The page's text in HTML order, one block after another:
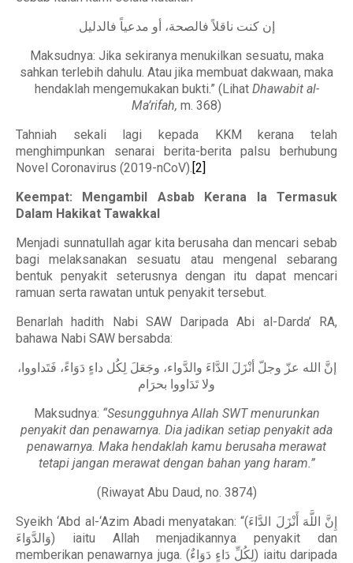
إن كنت ناقلاً فالصحة، أو مدعياً فالدليل
Maksudnya: Jika sekiranya menukilkan sesuatu, maka
sahkan terlebih dahulu. Atau jika membuat dakwaan, maka
hendaklah mengemukakan bukti.” (Lihat Dhawabit al-
Ma’rifah, m. 368)
Tahniah sekali lagi kepada KKM kerana telah
menghimpunkan senarai berita-berita palsu berhubung
Novel Coronavirus (2019-nCoV).[2]
Keempat: Mengambil Asbab Kerana Ia Termasuk
Dalam Hakikat Tawakkal
Menjadi sunnatullah agar kita berusaha dan mencari sebab
bagi melaksanakan sesuatu atau mengenal sebarang
bentuk penyakit seterusnya dengan itu dapat mencari
ramuan serta rawatan untuk penyakit tersebut.
Benarlah hadith Nabi SAW Daripada Abi al-Darda’ RA,
bahawa Nabi SAW bersabda:
إنَّ الله عزّ وجلّ أنْزَلَ الدَّاءَ والدَّواء، وجَعَلَ لِكُل داءٍ دَوَاءً، فَتَداووا،
ولا تَدَاووا بحرَام
Maksudnya: “Sesungguhnya Allah SWT menurunkan
penyakit dan penawarnya. Dia jadikan setiap penyakit ada
penawarnya. Maka hendaklah kamu berusaha merawat
tetapi jangan merawat dengan bahan yang haram.”
(Riwayat Abu Daud, no. 3874)
Syeikh ‘Abd al-‘Azim Abadi menyatakan: “(إِنَّ اللَّهَ أَنْزَلَ الدَّاءَ
وَالدَّوَاءَ) iaitu Allah menjadikannya penyakit dan
memberikan penawarnya juga. (لِكُلِّ دَاءٍ دَوَاءٌ) iaitu daripada